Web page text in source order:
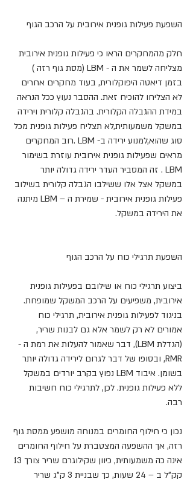
השפעת פעילות גופנית אירובית על הרכב הגוף
חלק מהמחקרים הראו כי פעילות גופנית אירובית
מצליחה לשמר את ה - LBM (מסת גוף רזה )
בזמן דיאטה היפוקלורית, בעוד מחקרים אחרים
לא הצליחו להוכיח זאת. ההסבר נעוץ ככל הנראה
במידת ההגבלה הקלורית. בהגבלה קלורית וירידה
במשקל משמעותית,לא תצליח פעילות גופנית מכל
סוג שהוא,למנוע ירידה ב- LBM .רוב המחקרים
מראים שפעילות גופנית אירובית עוזרת בשימור
LBM . זה המסביר העדר ירידה גדולה יותר
במשקל אצל אלו ששילבו הגבלה קלורית בשילוב
פעילות גופנית אירובית - שמירת ה – LBM מיתנה
את הירידה במשקל.
השפעת תרגילי כוח על הרכב הגוף
ביצוע תרגילי כוח או שילובם בפעילות גופנית
אירובית, משפיעים על הרכב המשקל שמופחת.
בניגוד לפעילות גופנית אירובית, תרגילי כוח
אמורים לא רק לשמר אלא גם לבנות שריר,
(הגדלת LBM), דבר שאמור להעלות את רמת ה -
RMR, ובסופו של דבר לגרום לירידה גדולה יותר
בשומן. איבוד LBM נפוץ בקרב יורדים במשקל
ללא פעילות גופנית. לכן, לתרגילי כוח חשיבות
רבה.
נכון כי חילוף החומרים במנוחה מושפע ממסת גוף
רזה, אך ההשפעה המצטברת על חילוף החומרים
קק"ל ב – 24 שעות, כך שבניית 3 ק"ג שריר